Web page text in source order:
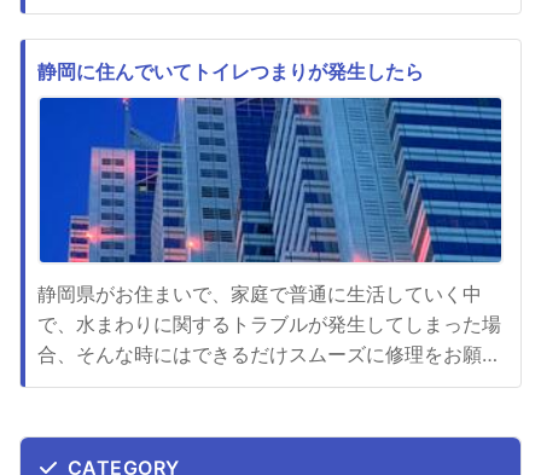
い。こちらのサイトの会社では再建築不可物件と言わ
れていても買取をしてくれます。しかも予想以上の高
額で買取してくれるので、新たに別の場所へ引っ越し
て新築を建てることも可能となります。自分の力では
なかなか再建築できるように...
静岡に住んでいてトイレつまりが発生したら
静岡県がお住まいで、家庭で普通に生活していく中
で、水まわりに関するトラブルが発生してしまった場
合、そんな時にはできるだけスムーズに修理をお願い
する必要があります。トイレつまりが発生してしまっ
んでもおまかせのアクアプラスが理想的な対応をして
CATEGORY